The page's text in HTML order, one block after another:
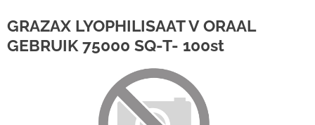
GRAZAX LYOPHILISAAT V ORAAL
GEBRUIK 75000 SQ-T- 100st